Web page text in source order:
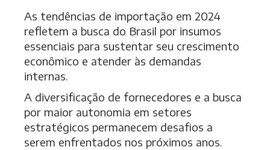
As tendências de importação em 2024
refletem a busca do Brasil por insumos
essenciais para sustentar seu crescimento
econômico e atender às demandas
internas.
A diversificação de fornecedores e a busca
por maior autonomia em setores
estratégicos permanecem desafios a
serem enfrentados nos próximos anos.